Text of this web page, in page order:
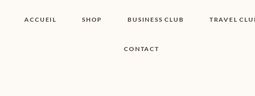
ACCUEIL SHOP
SHOP I BOUTIQUE
BUSINESS CLUB TRAVEL
CONTACT